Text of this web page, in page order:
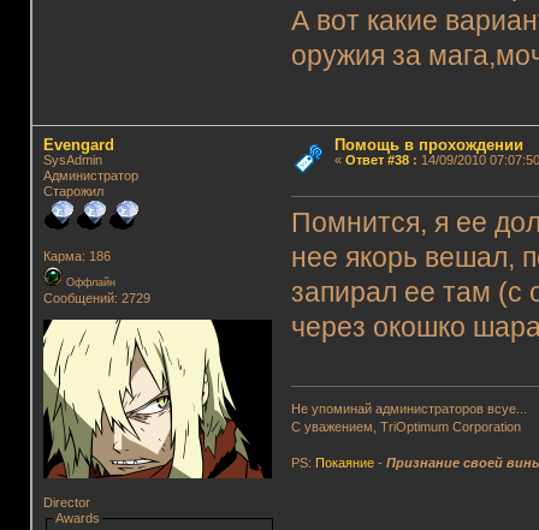
А вот какие
оружия за
Evengard
SysAdmin
Администратор
Старожил
Карма: 186
Оффлайн
Сообщений: 2729
Director
Awards
Помощь в прохождении
« Ответ #38: 14/09/2010
Помнится, я ее
нее якорь вешал,
запирал ее там (с
через окошко
Не упоминай администраторов всуе...
С уважением, TriOptimum Corporation
PS: Покаяние -Признание своей